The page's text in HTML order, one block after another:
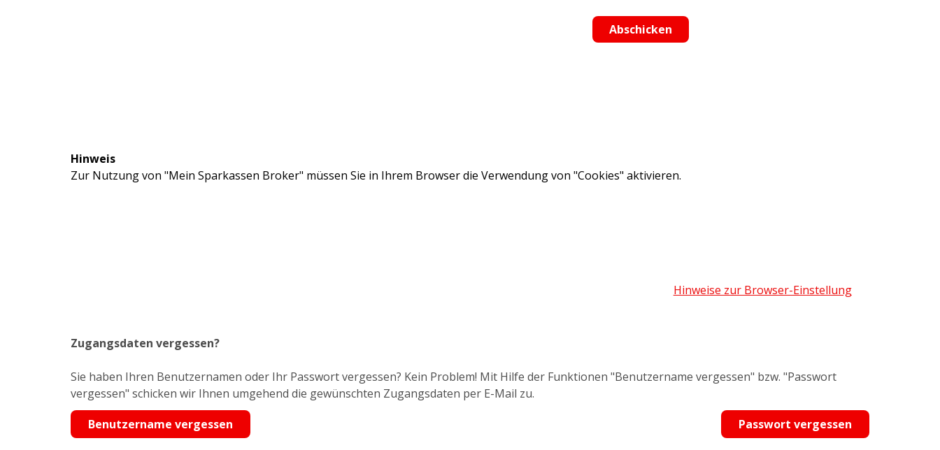
Hinweis
Zur Nutzung von "Mein Sparkassen Broker" müssen Sie in Ihrem Browser die Verwendung von "Cookies" aktivieren.
Hinweise zur Browser-Einstellung
Zugangsdaten vergessen?
Sie haben Ihren Benutzernamen oder Ihr Passwort vergessen? Kein Problem! Mit Hilfe der Funktionen "Benutzername vergessen" bzw. "Passwort
vergessen" schicken wir Ihnen umgehend die gewünschten Zugangsdaten per E-Mail zu.
Benutzername vergessen
Passwort vergessen